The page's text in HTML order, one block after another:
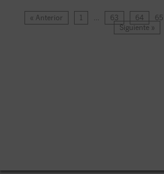
« Anterior 1 … 63 64 65
Siguiente »